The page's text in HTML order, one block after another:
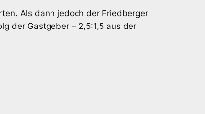
Als dann jedoch der Friedberger
der Gastgeber – 2,5:1,5 aus der